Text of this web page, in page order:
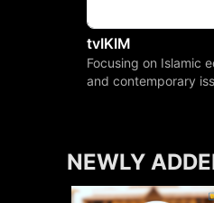
tvIKIM
Focusing on Islamic
and contemporary
NEWLY